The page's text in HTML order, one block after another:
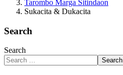
Tarombo Marga Sitindaon
Sukacita & Dukacita
Search
Search
Search